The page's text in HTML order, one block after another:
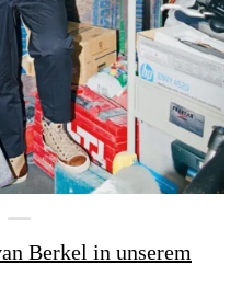
Berkel in unserem